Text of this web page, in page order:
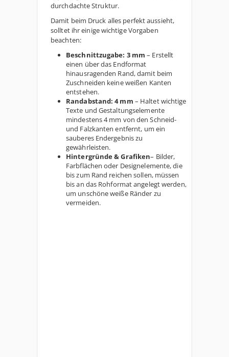
durchdachte Struktur.
Damit beim Druck alles perfekt aussieht,
solltet ihr einige wichtige Vorgaben
beachten:
Beschnittzugabe: 3 mm – Erstellt
einen über das Endformat
hinausragenden Rand, damit beim
Zuschneiden keine weißen Kanten
entstehen.
Randabstand: 4 mm – Haltet wichtige
Texte und Gestaltungselemente
mindestens 4 mm von den Schneid-
und Falzkanten entfernt, um ein
sauberes Endergebnis zu
gewährleisten.
Hintergründe & Grafiken– Bilder,
Farbflächen oder Designelemente, die
bis zum Rand reichen sollen, müssen
bis an das Rohformat angelegt werden,
um unschöne weiße Ränder zu
vermeiden.